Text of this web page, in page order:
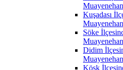
Kuşadası
Söke
Didim
Köşk